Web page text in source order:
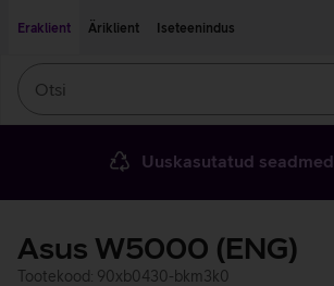
Eraklient
Äriklient Iseteenindus
Uuskasutatud seadmed
Asus W5000 (ENG)
Tootekood: 90xb0430-bkm3k0